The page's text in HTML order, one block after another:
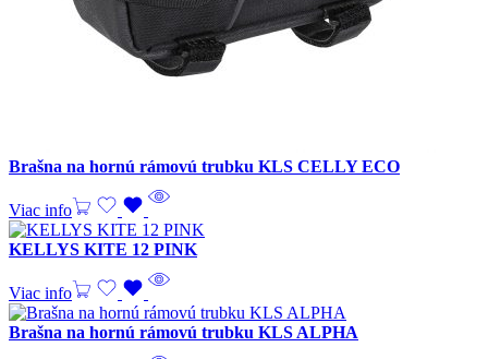
Brašna na hornú rámovú trubku KLS CELLY ECO
Viac info
KELLYS KITE 12 PINK
Viac info
Brašna na hornú rámovú trubku KLS ALPHA